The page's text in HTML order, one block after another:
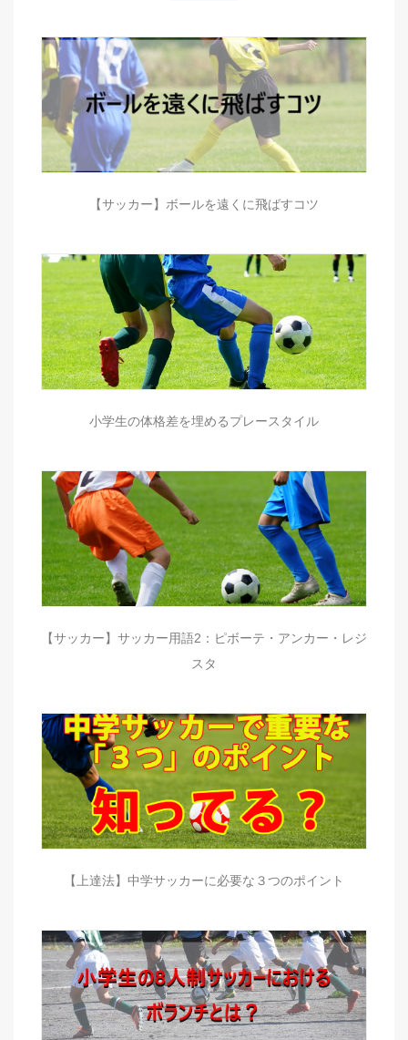
【サッカー】ボールを遠くに飛ばすコツ
小学生の体格差を埋めるプレースタイル
【サッカー】サッカー用語2：ピボーテ・アンカー・レジ
スタ
【上達法】中学サッカーに必要な３つのポイント